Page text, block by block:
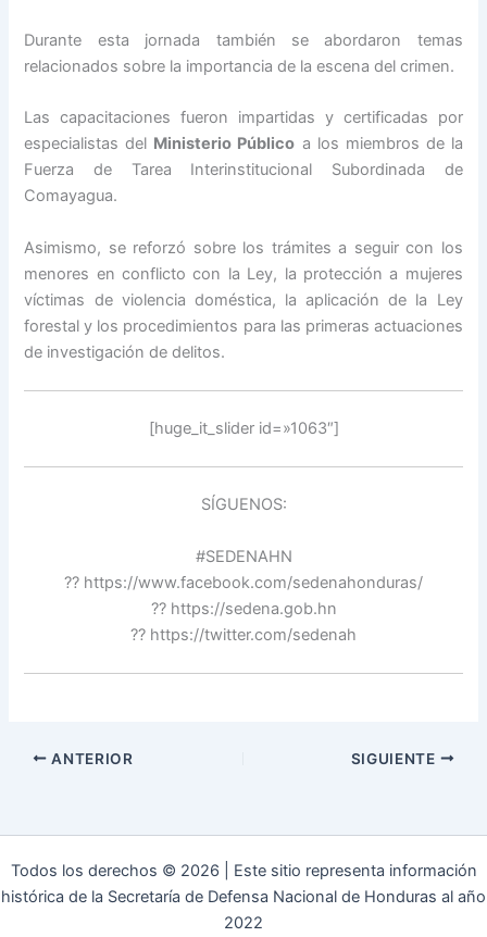
Durante esta jornada también se abordaron temas
relacionados sobre la importancia de la escena del crimen.
Las capacitaciones fueron impartidas y certificadas por
especialistas del Ministerio Público a los miembros de la
Fuerza de Tarea Interinstitucional Subordinada de
Comayagua.
Asimismo, se reforzó sobre los trámites a seguir con los
menores en conflicto con la Ley, la protección a mujeres
víctimas de violencia doméstica, la aplicación de la Ley
forestal y los procedimientos para las primeras actuaciones
de investigación de delitos.
[huge_it_slider id=»1063″]
SÍGUENOS:
#SEDENAHN
?? https://www.facebook.com/sedenahonduras/
?? https://sedena.gob.hn
?? https://twitter.com/sedenah
ANTERIOR SIGUIENTE
Todos los derechos © 2026 | Este sitio representa información
histórica de la Secretaría de Defensa Nacional de Honduras al año
2022